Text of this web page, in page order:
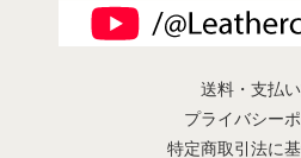
送料・支払
プライバシー
特定商取引法に